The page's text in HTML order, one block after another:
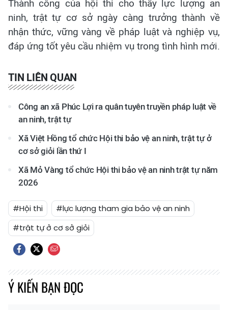
Thành công của hội thi cho thấy lực lượng an
ninh, trật tự cơ sở ngày càng trưởng thành về
nhận thức, vững vàng về pháp luật và nghiệp vụ,
đáp ứng tốt yêu cầu nhiệm vụ trong tình hình mới.
TIN LIÊN QUAN
Công an xã Phúc Lợi ra quân tuyên truyền pháp luật về
an ninh, trật tự
Xã Việt Hồng tổ chức Hội thi bảo vệ an ninh, trật tự ở
cơ sở giỏi lần thứ I
Xã Mỏ Vàng tổ chức Hội thi bảo vệ an ninh trật tự năm
2026
#Hội thi
#lực lượng tham gia bảo vệ an ninh
#trật tự ở cơ sở giỏi
Ý KIẾN BẠN ĐỌC